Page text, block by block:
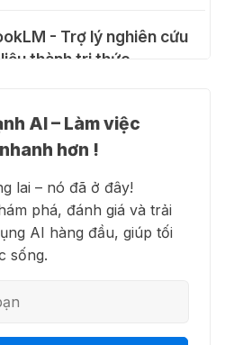
giả mạo giúp "mở khóa"
Teachers – chương
nhận ChatGPT
phí tháng
- Trợ lý nghiên cứu
thành tri thức
AI – Biến ý tưởng
chất lượng cao
AI - Trợ lý lập trình
AI – Làm việc
hơn !
lai – nó đã ở đây!
phá, đánh giá và trải
AI hàng đầu, giúp tối
sống.